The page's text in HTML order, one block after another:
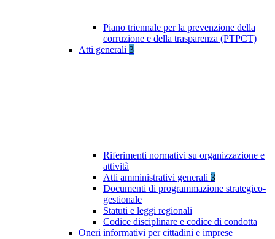
Piano triennale per la prevenzione della
corruzione e della trasparenza (PTPCT)
Atti generali 3
Riferimenti normativi su organizzazione e
attività
Atti amministrativi generali 3
Documenti di programmazione strategico-
gestionale
Statuti e leggi regionali
Codice disciplinare e codice di condotta
Oneri informativi per cittadini e imprese